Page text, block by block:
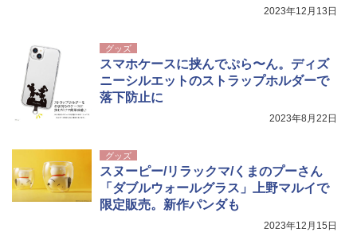
2023年12月13日
グッズ
スマホケースに挟んでぷら〜ん。ディズ
ニーシルエットのストラップホルダーで
落下防止に
2023年8月22日
グッズ
スヌーピー/リラックマ/くまのプーさん
「ダブルウォールグラス」上野マルイで
限定販売。新作パンダも
2023年12月15日